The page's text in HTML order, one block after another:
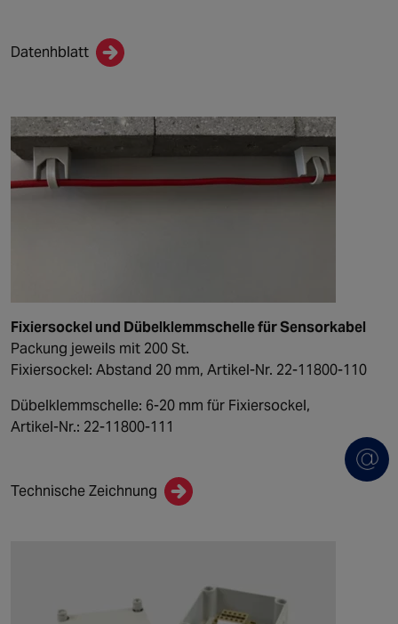
Datenhblatt
Fixiersockel und Dübelklemmschelle für Sensorkabel
Packung jeweils mit 200 St.
Fixiersockel: Abstand 20 mm, Artikel-Nr. 22-11800-110
Dübelklemmschelle: 6-20 mm für Fixiersockel,
Artikel-Nr.: 22-11800-111
Technische Zeichnung